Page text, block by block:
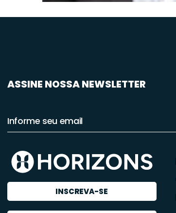
ASSINE NOSSA NEWSLETTER
INSCREVA-SE